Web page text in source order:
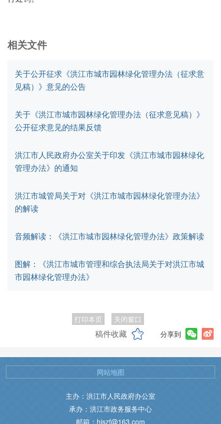
相关文件
关于公开征求《洪江市城市园林绿化管理办法（征求意
见稿）》意见的公告
关于《洪江市城市园林绿化管理办法（征求意见稿）》
公开征求意见的结果反馈
洪江市人民政府办公室关于印发《洪江市城市园林绿化
管理办法》的通知
洪江市城管局关于对《洪江市城市园林绿化管理办法》
的解读
音频解读：《洪江市城市园林绿化管理办法》政策解读
图解：《洪江市城市管理和综合执法局关于对洪江市城
市园林绿化管理办法》
打印本页 关闭窗口
稿件收藏 分享到
主办：洪江市人民政府办公室
承办：洪江市政务服务中心
邮箱：hjszf@163.com
网站地图